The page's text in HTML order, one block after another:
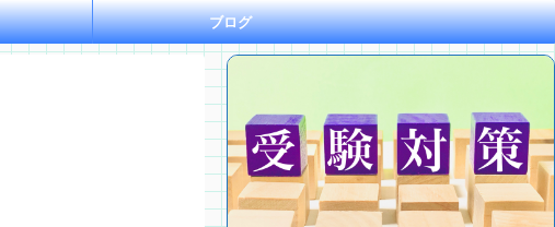
ブログ